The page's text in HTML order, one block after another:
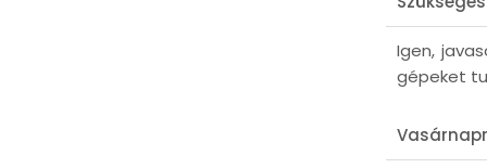
Igen,
gépeket